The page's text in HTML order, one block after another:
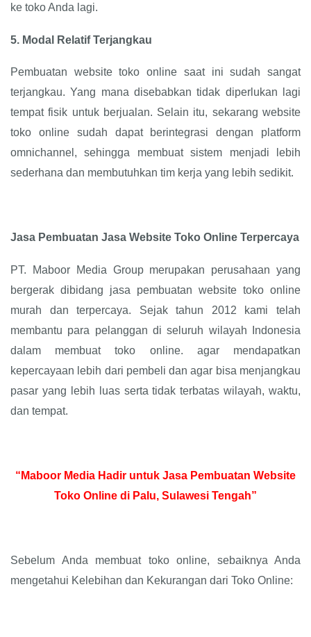
ke toko Anda lagi.
5. Modal Relatif Terjangkau
Pembuatan website toko online saat ini sudah sangat
terjangkau. Yang mana disebabkan tidak diperlukan lagi
tempat fisik untuk berjualan. Selain itu, sekarang website
toko online sudah dapat berintegrasi dengan platform
omnichannel, sehingga membuat sistem menjadi lebih
sederhana dan membutuhkan tim kerja yang lebih sedikit.
Jasa Pembuatan Jasa Website Toko Online Terpercaya
PT. Maboor Media Group merupakan perusahaan yang
bergerak dibidang jasa pembuatan website toko online
murah dan terpercaya. Sejak tahun 2012 kami telah
membantu para pelanggan di seluruh wilayah Indonesia
dalam membuat toko online. agar mendapatkan
kepercayaan lebih dari pembeli dan agar bisa menjangkau
pasar yang lebih luas serta tidak terbatas wilayah, waktu,
dan tempat.
“Maboor Media Hadir untuk Jasa Pembuatan Website
Toko Online di Palu, Sulawesi Tengah”
Sebelum Anda membuat toko online, sebaiknya Anda
mengetahui Kelebihan dan Kekurangan dari Toko Online: